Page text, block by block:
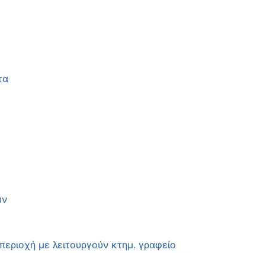
με λειτουργούν κτημ. γραφείο